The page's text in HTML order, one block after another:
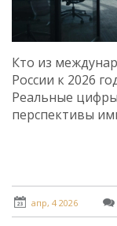
Кто из
России к 2026
Реальные
перспективы
апр, 4 2026